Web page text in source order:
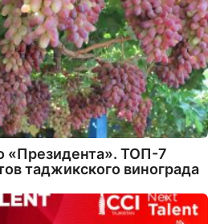
«Президента». ТОП-7
таджикского винограда